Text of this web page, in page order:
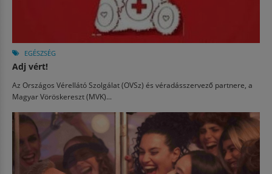
EGÉSZSÉG
Adj vért!
Az Országos Vérellátó Szolgálat (OVSz) és véradásszervező partnere, a
Magyar Vöröskereszt (MVK)...